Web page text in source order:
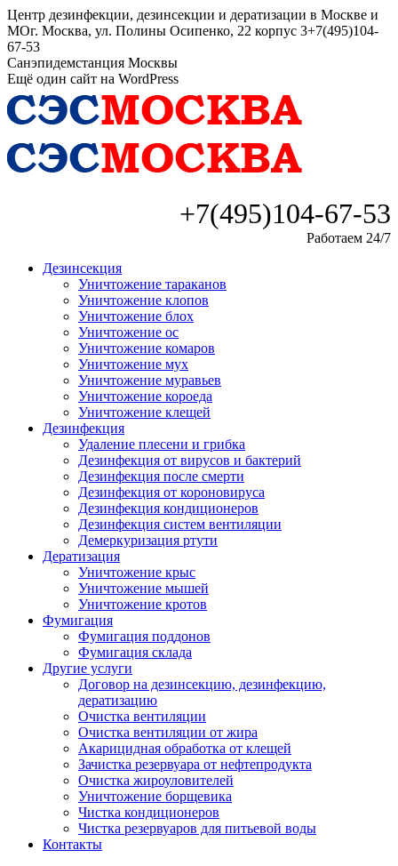
Перейти
к
содержанию
Центр дезинфекции, дезинсекции и дератизации в Москве и
МОг. Москва, ул. Полины Осипенко, 22 корпус 3+7(495)104-
67-53
Санэпидемстанция Москвы
Ещё один сайт на WordPress
+7(495)104-67-53
Работаем 24/7
Дезинсекция
Уничтожение тараканов
Уничтожение клопов
Уничтожение блох
Уничтожение ос
Уничтожение комаров
Уничтожение мух
Уничтожение муравьев
Уничтожение короеда
Уничтожение клещей
Дезинфекция
Удаление плесени и грибка
Дезинфекция от вирусов и бактерий
Дезинфекция после смерти
Дезинфекция от короновируса
Дезинфекция кондиционеров
Дезинфекция систем вентиляции
Демеркуризация ртути
Дератизация
Уничтожение крыс
Уничтожение мышей
Уничтожение кротов
Фумигация
Фумигация поддонов
Фумигация склада
Другие услуги
Договор на дезинсекцию, дезинфекцию,
дератизацию
Очистка вентиляции
Очистка вентиляции от жира
Акарицидная обработка от клещей
Зачистка резервуара от нефтепродукта
Очистка жироуловителей
Уничтожение борщевика
Чистка кондиционеров
Чистка резервуаров для питьевой воды
Контакты